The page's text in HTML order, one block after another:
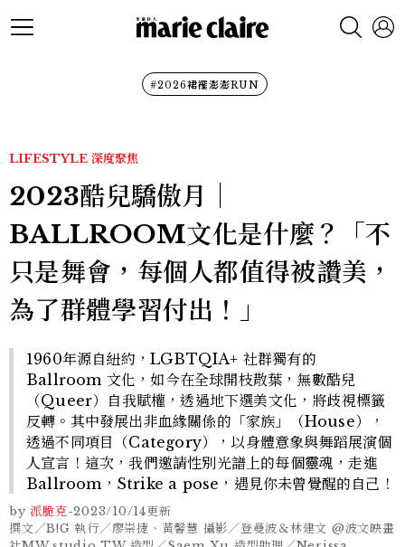
#2026裙襬澎澎RUN
LIFESTYLE 深度聚焦
2023酷兒驕傲月｜
BALLROOM文化是什麼？「不
只是舞會，每個人都值得被讚美，
為了群體學習付出！」
1960年源自紐約，LGBTQIA+ 社群獨有的
Ballroom 文化，如今在全球開枝散葉，無數酷兒
（Queer）自我賦權，透過地下選美文化，將歧視標籤
反轉。其中發展出非血緣關係的「家族」（House），
透過不同項目（Category），以身體意象與舞蹈展演個
人宣言！這次，我們邀請性別光譜上的每個靈魂，走進
Ballroom，Strike a pose，遇見你未曾覺醒的自己！
by 派脆克-2023/10/14更新
撰文／B!G 執行／廖崇捷、黃馨慧 攝影／登曼波＆林建文 @波文映畫